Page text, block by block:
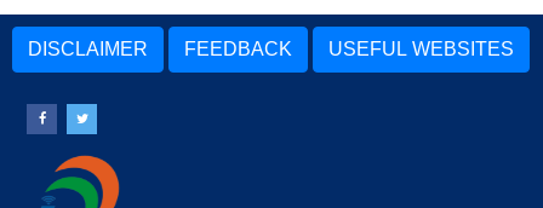
DISCLAIMER FEEDBACK USEFUL WEBSITES